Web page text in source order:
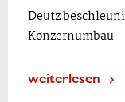
Deutz
Konzernumbau
weiterlesen